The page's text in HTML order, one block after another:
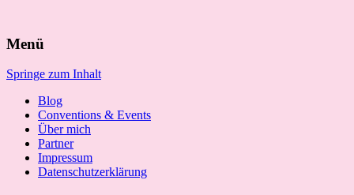
nach:
Menü
Springe zum Inhalt
Blog
Conventions & Events
Über mich
Partner
Impressum
Datenschutzerklärung